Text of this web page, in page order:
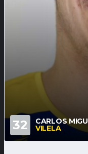
32 CARLOS
VILELA